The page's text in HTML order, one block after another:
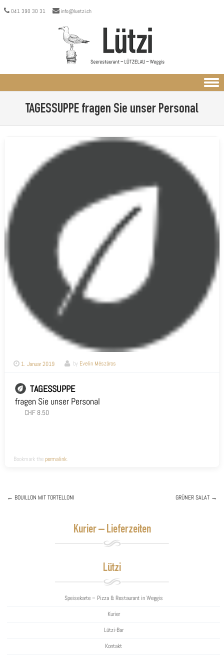
041 390 30 31 info@luetzi.ch
TAGESSUPPE fragen Sie unser Personal
1. Januar 2019 by Evelin Mészáros
TAGESSUPPE
fragen Sie unser Personal
CHF 8.50
Bookmark thepermalink.
← BOUILLON MIT TORTELLONI GRÜNER SALAT →
Kurier – Lieferzeiten
Lützi
Speisekarte – Pizza & Restaurant in Weggis
Kurier
Lützi-Bar
Kontakt